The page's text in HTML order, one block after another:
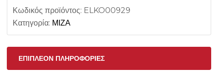
Κωδικός προϊόντος: ELKO00929
Κατηγορία: ΜΙΖΑ
ΕΠΙΠΛΈΟΝ ΠΛΗΡΟΦΟΡΊΕΣ